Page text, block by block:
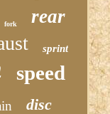
fork rear
sprint
speed
disc